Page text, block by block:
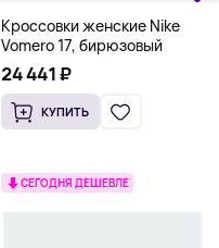
Кроссовки женские Nike
Vomero 17, бирюзовый
24 441 ₽
КУПИТЬ
СЕГОДНЯ ДЕШЕВЛЕ